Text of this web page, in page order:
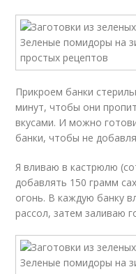
Прикроем банки
минут, чтобы они
вкусами. И можно
банки, чтобы не
Я вливаю в кастрюлю
добавлять 150 грамм
огонь. В каждую банку
рассол, затем заливаю